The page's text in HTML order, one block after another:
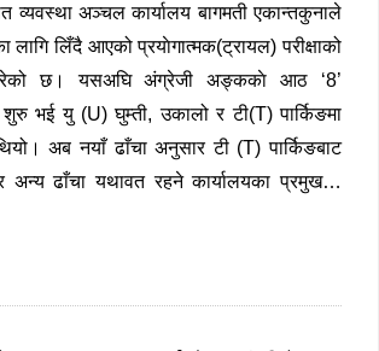
व्यवस्था अञ्चल कार्यालय बागमती एकान्तकुनाले
लागि लिँदै आएको प्रयाेगात्मक(ट्रायल) परीक्षाको
गरेको छ। यसअघि अंग्रेजी अङ्ककाे आठ ‘8’
भई यु (U) घुम्ती, उकालो र टी(T) पार्किङमा
अब नयाँ ढाँचा अनुसार टी (T) पार्किङबाट
ढाँचा यथावत रहने कार्यालयका प्रमुख…